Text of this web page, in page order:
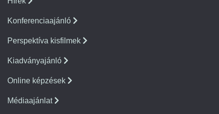
Konferenciaajánló
Perspektíva kisfilmek
Kiadványajánló
Online képzések
Médiaajánlat